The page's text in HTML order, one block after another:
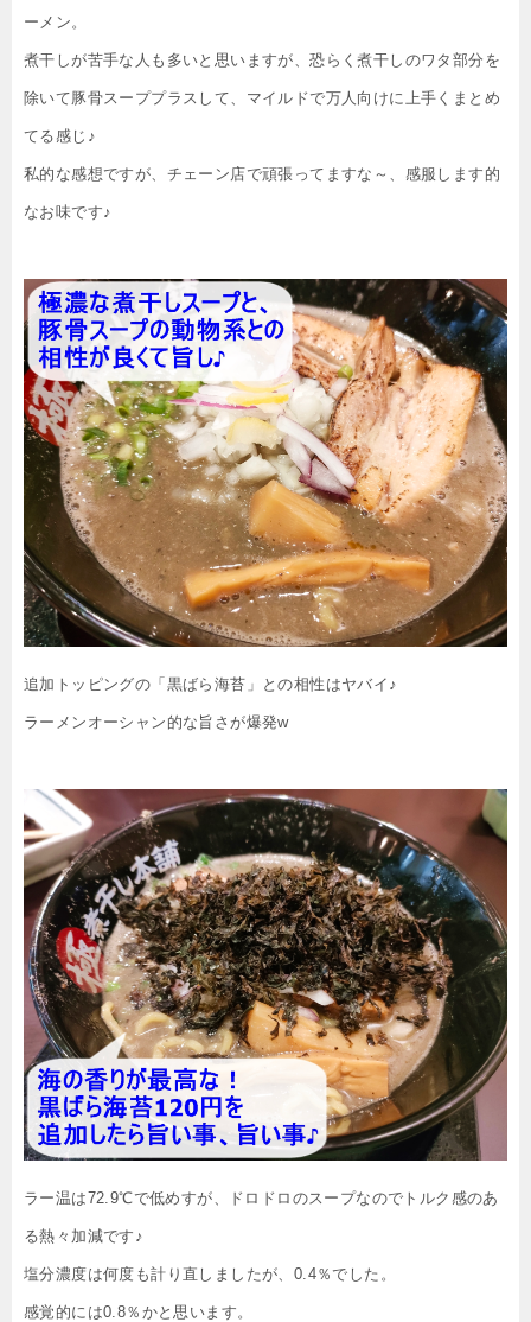
ーメン。
煮干しが苦手な人も多いと思いますが、恐らく煮干しのワタ部分を
除いて豚骨スーププラスして、マイルドで万人向けに上手くまとめ
てる感じ♪
私的な感想ですが、チェーン店で頑張ってますな～、感服します的
なお味です♪
追加トッピングの「黒ばら海苔」との相性はヤバイ♪
ラーメンオーシャン的な旨さが爆発w
ラー温は72.9℃で低めすが、ドロドロのスープなのでトルク感のあ
る熱々加減です♪
塩分濃度は何度も計り直しましたが、0.4％でした。
感覚的には0.8％かと思います。